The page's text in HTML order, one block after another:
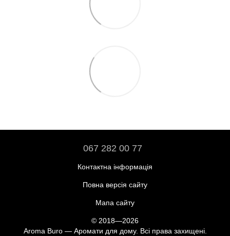
067 282 00 77
Контактна інформація
Повна версія сайту
Мапа сайту
© 2018—2026
Aroma Buro — Аромати для дому. Всі права захищені.